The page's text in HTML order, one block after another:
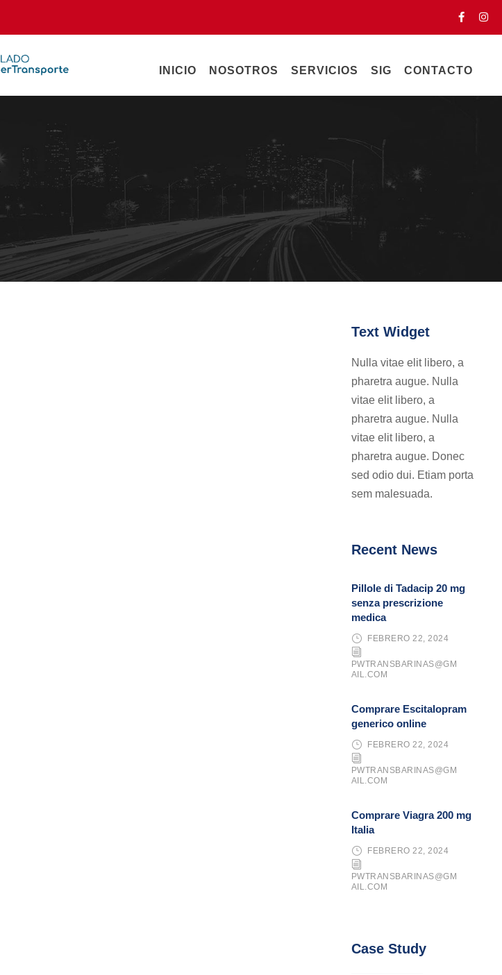
INICIO NOSOTROS SERVICIOS SIG CONTACTO
Text Widget
Nulla vitae elit libero, a
pharetra augue. Nulla
vitae elit libero, a
pharetra augue. Nulla
vitae elit libero, a
pharetra augue. Donec
sed odio dui. Etiam porta
sem malesuada.
Recent News
Pillole di Tadacip 20 mg
senza prescrizione
medica
FEBRERO 22, 2024
PWTRANSBARINAS@GM
AIL.COM
Comprare Escitalopram
generico online
FEBRERO 22, 2024
PWTRANSBARINAS@GM
AIL.COM
Comprare Viagra 200 mg
Italia
FEBRERO 22, 2024
PWTRANSBARINAS@GM
AIL.COM
Case Study